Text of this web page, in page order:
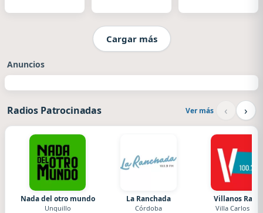
Cargar más
Anuncios
Radios Patrocinadas Ver más ‹ ›
Nada del otro mundo
Unquillo
La Ranchada
Córdoba
Villanos
Villa Carlos Paz